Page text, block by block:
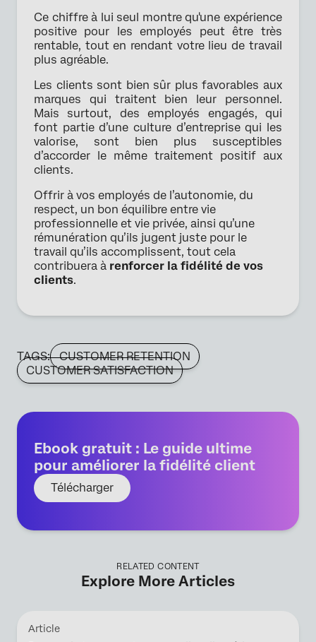
Ce chiffre à lui seul montre qu'une expérience
positive pour les employés peut être très
rentable, tout en rendant votre lieu de travail
plus agréable.
Les clients sont bien sûr plus favorables aux
marques qui traitent bien leur personnel.
Mais surtout, des employés engagés, qui
font partie d’une culture d’entreprise qui les
valorise, sont bien plus susceptibles
d’accorder le même traitement positif aux
clients.
Offrir à vos employés de l’autonomie, du
respect, un bon équilibre entre vie
professionnelle et vie privée, ainsi qu’une
rémunération qu’ils jugent juste pour le
travail qu’ils accomplissent, tout cela
contribuera à renforcer la fidélité de vos
clients.
TAGS:
CUSTOMER RETENTION
CUSTOMER SATISFACTION
Ebook gratuit : Le guide ultime
pour améliorer la fidélité client
Télécharger
RELATED CONTENT
Explore More Articles
Article